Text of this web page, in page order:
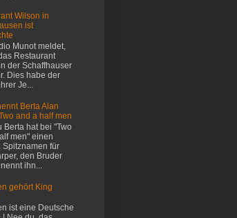
Wilson in
ist
Munot meldet,
Restaurant
der Schaffhauser
Dies habe der
Je...
Berta Alan
and a half men
Berta hat bei "Two
men" einen
Spitznamen für
den Bruder
ihn...
gehört King
ist eine Deutsche